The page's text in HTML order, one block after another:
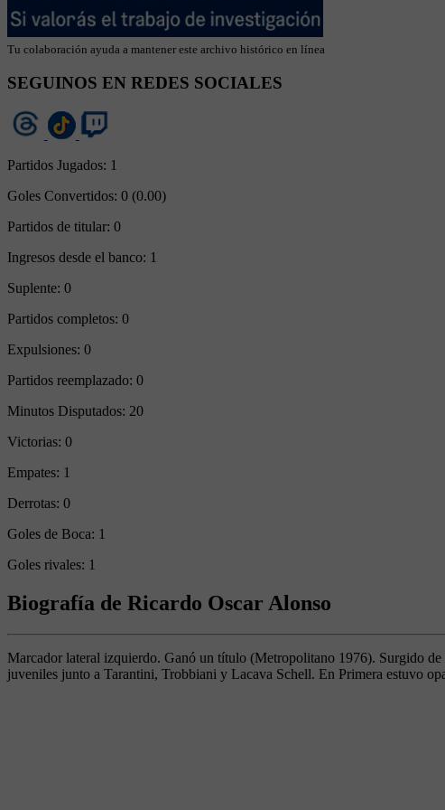
Tu colaboración ayuda a mantener este archivo histórico en línea
SEGUINOS EN REDES SOCIALES
Partidos Jugados: 1
Goles Convertidos: 0 (0.00)
Partidos de titular: 0
Ingresos desde el banco: 1
Suplente: 0
Partidos completos: 0
Expulsiones: 0
Partidos reemplazado: 0
Minutos Disputados: 20
Victorias: 0
Empates: 1
Derrotas: 0
Goles de Boca: 1
Goles rivales: 1
Biografía de Ricardo Oscar Alonso
Marcador lateral izquierdo. Ganó un título (Metropolitano 1976). Surgido
juveniles junto a Tarantini, Trobbiani y Lacava Schell. En Primera estuvo